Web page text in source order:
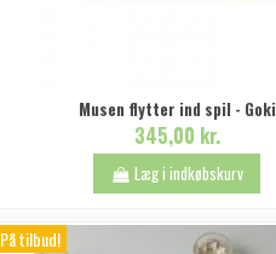
Musen flytter ind spil - Goki
345,00 kr.
Læg i indkøbskurv
På tilbud!